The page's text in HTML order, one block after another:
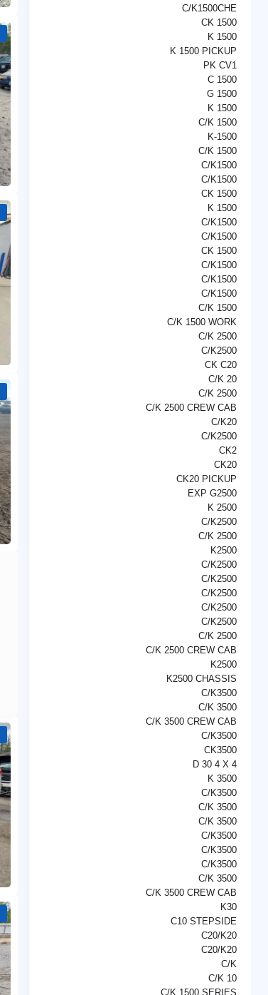
C/K1500CHE
CK 1500
K 1500
K 1500 PICKUP
PK CV1
C 1500
G 1500
K 1500
C/K 1500
K-1500
C/K 1500
C/K1500
C/K1500
CK 1500
K 1500
C/K1500
C/K1500
CK 1500
C/K1500
C/K1500
C/K1500
C/K 1500
C/K 1500 WORK
C/K 2500
C/K2500
CK C20
C/K 20
C/K 2500
C/K 2500 CREW CAB
C/K20
C/K2500
CK2
CK20
CK20 PICKUP
EXP G2500
K 2500
C/K2500
C/K 2500
K2500
C/K2500
C/K2500
C/K2500
C/K2500
C/K2500
C/K 2500
C/K 2500 CREW CAB
K2500
K2500 CHASSIS
C/K3500
C/K 3500
C/K 3500 CREW CAB
C/K3500
CK3500
D 30 4 X 4
K 3500
C/K3500
C/K 3500
C/K 3500
C/K3500
C/K3500
C/K3500
C/K 3500
C/K 3500 CREW CAB
K30
C10 STEPSIDE
C20/K20
C20/K20
C/K
C/K 10
C/K 1500 SERIES